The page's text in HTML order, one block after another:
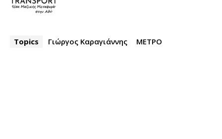
Topics Γιώργος Καραγιάννης ΜΕΤΡΟ